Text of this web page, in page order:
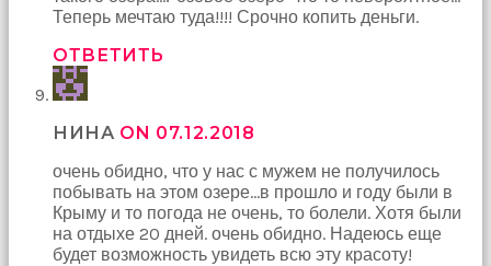
Теперь мечтаю туда!!!! Срочно копить деньги.
ОТВЕТИТЬ
НИНА ON 07.12.2018
очень обидно, что у нас с мужем не получилось
побывать на этом озере…в прошло и году были в
Крыму и то погода не очень, то болели. Хотя были
на отдыхе 20 дней. очень обидно. Надеюсь еще
будет возможность увидеть всю эту красоту!